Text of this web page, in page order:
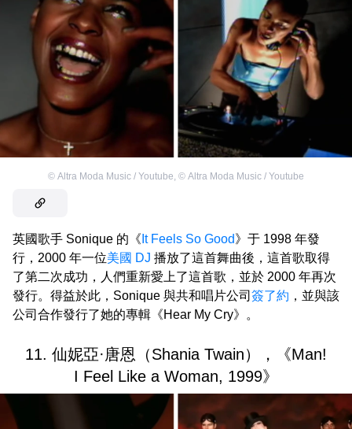
© Altra Moda Music / Youtube, © Altra Moda Music / Youtube
英國歌手 Sonique 的《 It Feels So Good》于 1998 年發
行，2000 年一位美國 DJ 播放了這首舞曲後，這首歌取得
了第二次成功，人們重新愛上了這首歌，並於 2000 年再次
發行。得益於此，Sonique 與共和唱片公司 簽了約 ，並與該
公司合作發行了她的專輯《Hear My Cry》。
11. 仙妮亞·唐恩（Shania Twain），《Man!
I Feel Like a Woman, 1999》